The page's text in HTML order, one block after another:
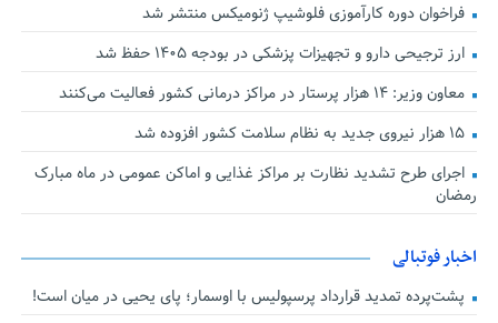
فراخوان دوره کارآموزی فلوشیپ ژنومیکس منتشر شد
ارز ترجیحی دارو و تجهیزات پزشکی در بودجه ۱۴۰۵ حفظ شد
معاون وزیر: ۱۴ هزار پرستار در مراکز درمانی کشور فعالیت می‌کنند
۱۵ هزار نیروی جدید به نظام سلامت کشور افزوده شد
اجرای طرح تشدید نظارت بر مراکز غذایی و اماکن عمومی در ماه مبارک
رمضان
اخبار فوتبالی
پشت‌پرده تمدید قرارداد پرسپولیس با اوسمار؛ پای یحیی در میان است!